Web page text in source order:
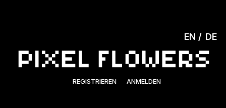
REGISTRIEREN ANMELDEN
EN DE